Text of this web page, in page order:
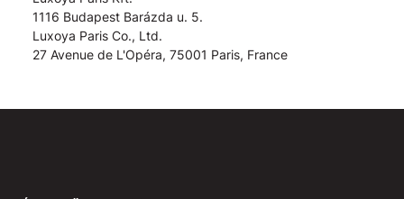
1116 Budapest Barázda u. 5.
Luxoya Paris Co., Ltd.
27 Avenue de L'Opéra, 75001 Paris, France